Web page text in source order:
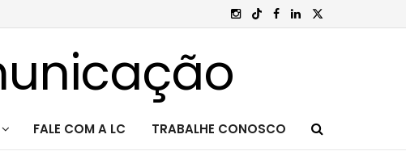
FALE COM A LC TRABALHE CONOSCO